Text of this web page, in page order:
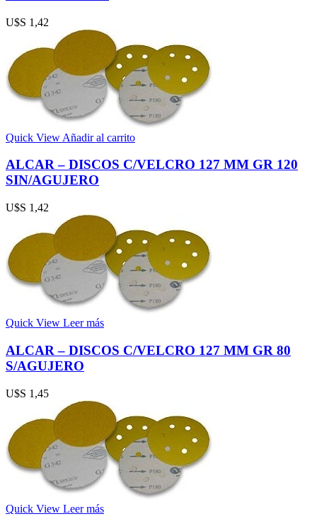
U$S 1,42
Quick View Añadir al carrito
ALCAR – DISCOS C/VELCRO 127 MM GR 120
SIN/AGUJERO
U$S 1,42
Quick View Leer más
ALCAR – DISCOS C/VELCRO 127 MM GR 80
S/AGUJERO
U$S 1,45
Quick View Leer más